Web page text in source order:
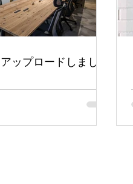
ップロードしまし